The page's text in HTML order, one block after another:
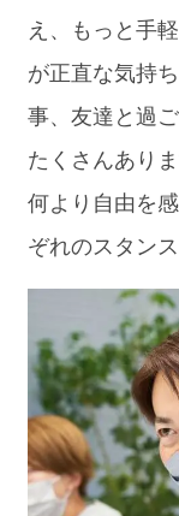
え、もっと手
が正直な気持
事、友達と過
たくさんあり
何より自由を
ぞれのスタン